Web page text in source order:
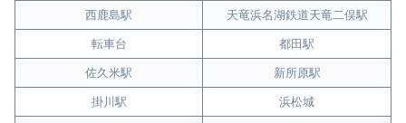
西鹿島駅 天竜浜名湖鉄道天竜二俣駅
転車台 都田駅
佐久米駅 新所原駅
掛川駅 浜松城